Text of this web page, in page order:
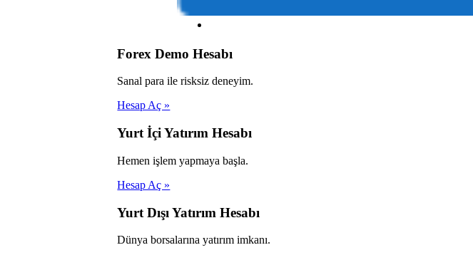
Forex Demo Hesabı
Sanal para ile risksiz deneyim.
Hesap Aç »
Yurt İçi Yatırım Hesabı
Hemen işlem yapmaya başla.
Hesap Aç »
Yurt Dışı Yatırım Hesabı
Dünya borsalarına yatırım imkanı.